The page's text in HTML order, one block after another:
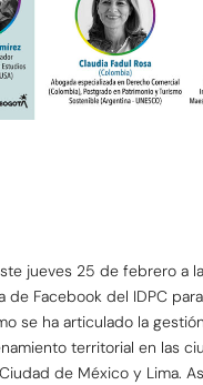
jueves 25 de febrero a
de Facebook del IDPC
se ha articulado la
territorial en las
de México y Lima.